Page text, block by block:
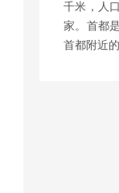
千米，人
家。首都
首都附近